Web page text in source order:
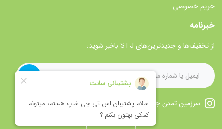
حریم خصوصی
خبرنامه
از تخفیف‌ها و جدیدترین‌های STJ باخبر شوید:
سرزمین تمدن جاوید را در اینستاگرام دنبال کنید.